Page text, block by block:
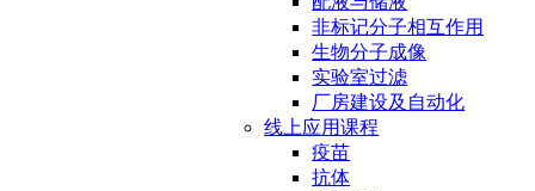
非标记分子相互作用
生物分子成像
实验室过滤
厂房建设及自动化
线上应用课程
疫苗
抗体